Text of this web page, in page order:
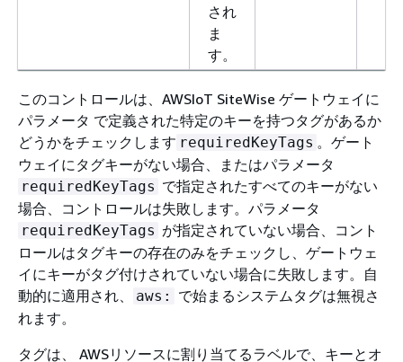
され
ま
す。
このコントロールは、AWSIoT SiteWise ゲートウェイに
パラメータ で定義された特定のキーを持つタグがあるか
どうかをチェックします requiredKeyTags 。ゲート
ウェイにタグキーがない場合、またはパラメータ
requiredKeyTags で指定されたすべてのキーがない
場合、コントロールは失敗します。パラメータ
requiredKeyTags が指定されていない場合、コント
ロールはタグキーの存在のみをチェックし、ゲートウェ
イにキーがタグ付けされていない場合に失敗します。自
動的に適用され、
aws:
で始まるシステムタグは無視さ
れます。
タグは、 AWSリソースに割り当てるラベルで、キーとオ